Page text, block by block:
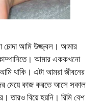
চোদা আমি উজ্জ্বল। আমার
আমার এককখনো
থাকি। এটা আমরা জীবনের
মেয়ে কাজ করতে আসে সকাল
তারও বিয়ে হয়নি। রিমি বেশ